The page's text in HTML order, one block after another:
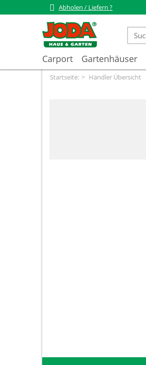
Abholen / Liefern ?
Carport Gartenhäuser
Startseite: Händler Übersicht